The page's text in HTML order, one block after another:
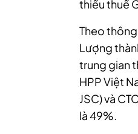
thiếu thuế
Theo
Lượng
trung gian
HPP Việt
JSC) và
là 49%.